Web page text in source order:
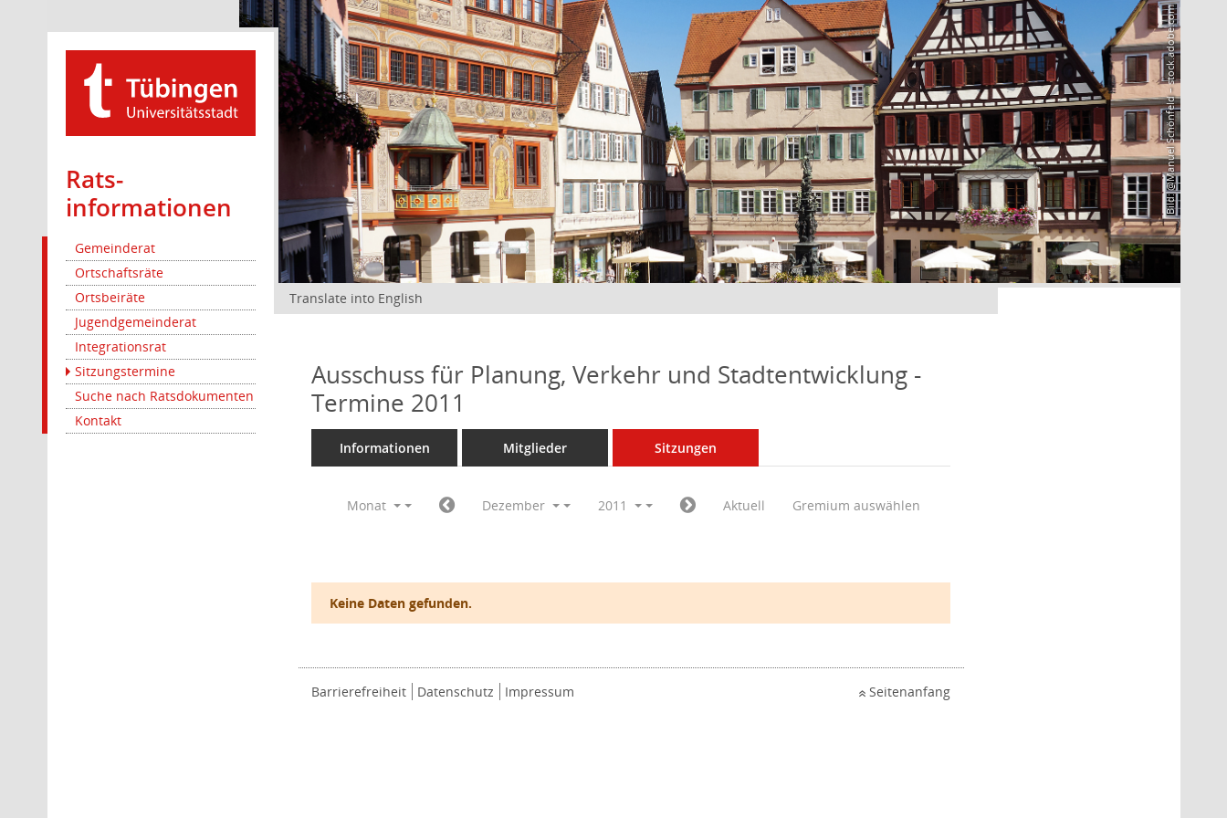
Rats­
informationen
Gemeinderat
Ortschaftsräte
Ortsbeiräte
Jugendgemeinderat
Integrationsrat
Sitzungstermine
Suche nach Ratsdokumenten
Kontakt
Bild: @Manuel Schönfeld – stock.adobe.com
Translate into English
Ausschuss für Planung, Verkehr und Stadtentwicklung -
Termine 2011
Informationen Mitglieder Sitzungen
Monat Dezember 2011 Aktuell Gremium auswählen
Keine Daten gefunden.
Barrierefreiheit Datenschutz Impressum Seitenanfang